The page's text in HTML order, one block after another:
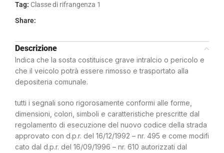
Tag: Classe di rifrangenza 1
Share:
Descrizione
Indica che la sosta costituisce grave intralcio o pericolo e
che il veicolo potrà essere rimosso e trasportato alla
depositeria comunale.
tutti i segnali sono rigorosamente conformi alle forme,
dimensioni, colori, simboli e caratteristiche prescritte dal
regolamento di esecuzione del nuovo codice della strada
approvato con d.p.r. del 16/12/1992 – nr. 495 e come modifi
cato dal d.p.r. del 16/09/1996 – nr. 610 autorizzati dal